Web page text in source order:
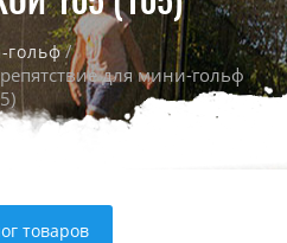
/
для мини-гольф
товаров